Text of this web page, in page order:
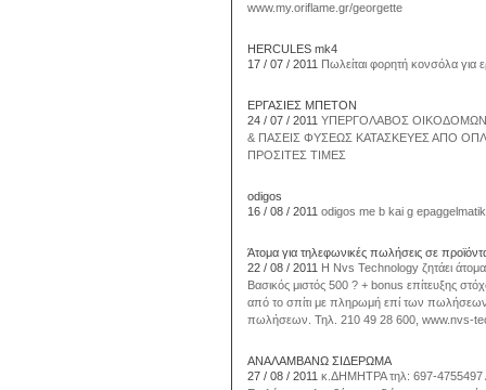
www.my.oriflame.gr/georgette
HERCULES mk4
17 / 07 / 2011 Πωλείται φορητή κονσόλα για
ΕΡΓΑΣΙΕΣ ΜΠΕΤΟΝ
24 / 07 / 2011 ΥΠΕΡΓΟΛΑΒΟΣ ΟΙΚΟΔΟΜΩΝ
& ΠΑΣΕΙΣ ΦΥΣΕΩΣ ΚΑΤΑΣΚΕΥΕΣ ΑΠΟ
ΠΡΟΣΙΤΕΣ ΤΙΜΕΣ
odigos
16 / 08 / 2011 odigos me b kai g
Άτομα για τηλεφωνικές πωλήσεις σε
22 / 08 / 2011 H Nvs Technology ζητάει
Βασικός μιστός 500 ? + bonus επίτευξης
από το σπίτι με πληρωμή επί των
πωλήσεων. Τηλ. 210 49 28 600, www.nvs-
ΑΝΑΛΑΜΒΑΝΩ ΣΙΔΕΡΩΜΑ
27 / 08 / 2011 κ.ΔΗΜΗΤΡΑ τηλ: 697-4755497